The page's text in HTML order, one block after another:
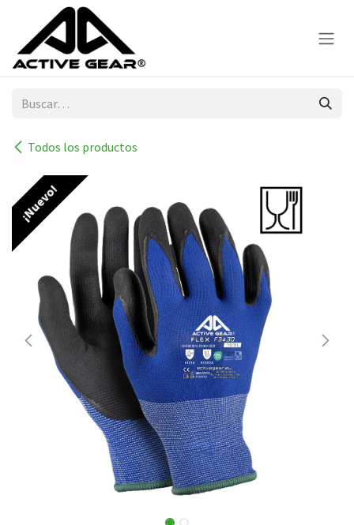
Ir al contenido
Todos los productos
¡Nuevo!